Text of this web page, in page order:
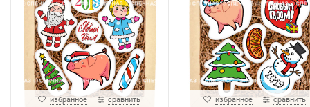
избранное сравнить избранное сравнить